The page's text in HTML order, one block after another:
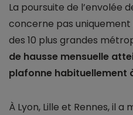
La poursuite de l’envolée
concerne pas uniquement
des 10 plus grandes
de hausse mensuelle
plafonne habituellement
À Lyon, Lille et Rennes, il a